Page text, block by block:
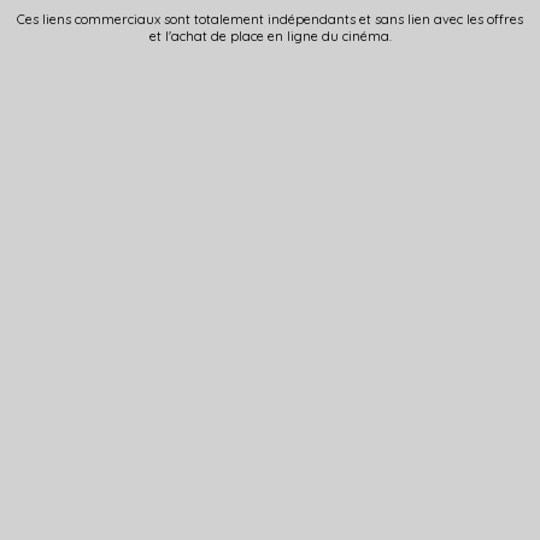
Ces liens commerciaux sont totalement indépendants et sans lien avec les offres
et l'achat de place en ligne du cinéma.